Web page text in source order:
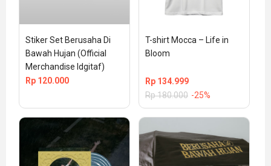
Stiker Set Berusaha Di
Bawah Hujan (Official
Merchandise Idgitaf)
Rp 120.000
T-shirt Mocca – Life in
Bloom
Rp 134.999
Rp180.000 -25%